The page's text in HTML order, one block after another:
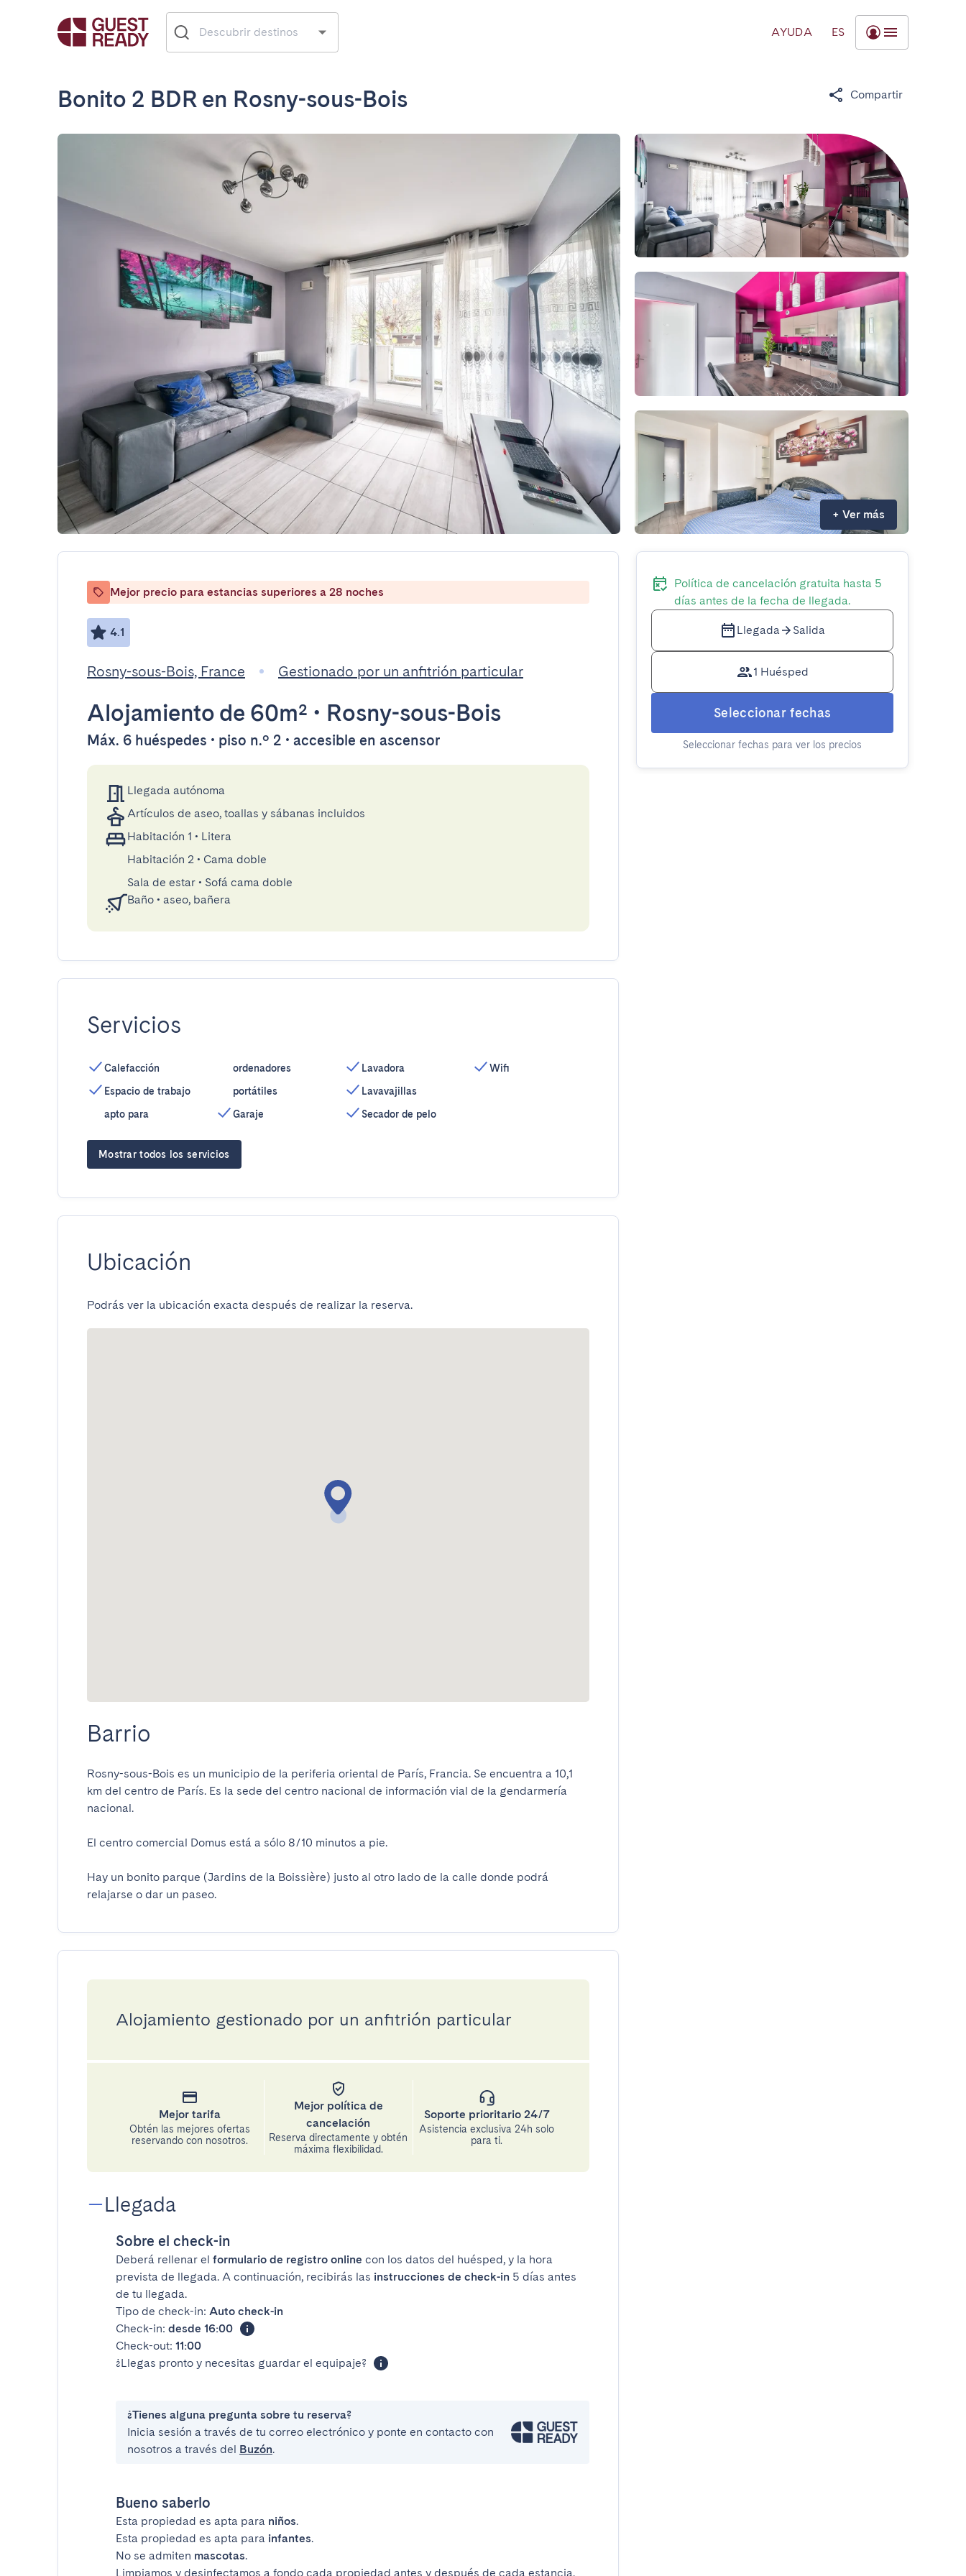
AYUDA ES
Bonito 2 BDR en Rosny-sous-Bois Compartir
+ Ver más
Mejor precio para estancias superiores a 28 noches
4.1
Rosny-sous-Bois, France Gestionado por un anfitrión particular
Alojamiento de 60m² • Rosny-sous-Bois
Máx. 6 huéspedes • piso n.º 2 • accesible en ascensor
Llegada autónoma
Artículos de aseo, toallas y sábanas incluidos
Habitación 1 • Litera
Habitación 2 • Cama doble
Sala de estar • Sofá cama doble
Baño • aseo, bañera
Servicios
Calefacción
Espacio de trabajo
apto para
ordenadores
portátiles
Garaje
Lavadora
Lavavajillas
Secador de pelo
Wifi
Mostrar todos los servicios
Ubicación
Podrás ver la ubicación exacta después de realizar la reserva.
Barrio
Rosny-sous-Bois es un municipio de la periferia oriental de París, Francia. Se encuentra a 10,1
km del centro de París. Es la sede del centro nacional de información vial de la gendarmería
nacional.
El centro comercial Domus está a sólo 8/10 minutos a pie.
Hay un bonito parque (Jardins de la Boissière) justo al otro lado de la calle donde podrá
relajarse o dar un paseo.
Alojamiento gestionado por un anfitrión particular
Mejor tarifa
Obtén las mejores ofertas
reservando con nosotros.
Mejor política de
cancelación
Reserva directamente y obtén
máxima flexibilidad.
Soporte prioritario 24/7
Asistencia exclusiva 24h solo
para ti.
Llegada
Sobre el check-in
Deberá rellenar el formulario de registro online con los datos del huésped, y la hora
prevista de llegada. A continuación, recibirás las instrucciones de check-in 5 días antes
de tu llegada.
Tipo de check-in: Auto check-in
Check-in: desde 16:00
Check-out: 11:00
¿Llegas pronto y necesitas guardar el equipaje?
¿Tienes alguna pregunta sobre tu reserva?
Inicia sesión a través de tu correo electrónico y ponte en contacto con
nosotros a través del Buzón.
Bueno saberlo
Esta propiedad es apta para niños.
Esta propiedad es apta para infantes.
No se admiten mascotas.
Limpiamos y desinfectamos a fondo cada propiedad antes y después de cada estancia.
Política de cancelación gratuita hasta 5
días antes de la fecha de llegada.
Llegada Salida
1 Huésped
Seleccionar fechas
Seleccionar fechas para ver los precios